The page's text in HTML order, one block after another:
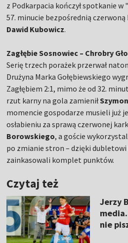
z Podkarpacia kończył spotkanie
57. minucie bezpośrednią
Dawid Kubowicz.
Zagłębie Sosnowiec – Chrobry
Serię trzech porażek przerwał
Drużyna Marka Gołębiewskiego
Zagłębiem 2:1, mimo że od 32.
rzut karny na gola zamienił
momencie gospodarze musieli już
osłabieniu za sprawą czerwonej
Borowskiego, a goście
po zmianie stron – dzięki dubletowi
zainkasowali komplet punktów.
Czytaj też
Jerzy
nie